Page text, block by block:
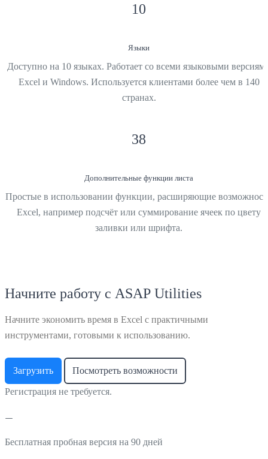
10
Языки
Доступно на 10 языках. Работает со всеми языковыми
Excel и Windows. Используется клиентами более чем в 140
странах.
38
Дополнительные функции листа
Простые в использовании функции, расширяющие
Excel, например подсчёт или суммирование ячеек по цвету
заливки или шрифта.
Начните работу с ASAP Utilities
Начните экономить время в Excel с практичными
инструментами, готовыми к использованию.
Загрузить Посмотреть возможности
Регистрация не требуется.
Бесплатная пробная версия на 90 дней